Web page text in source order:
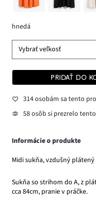
hnedá
Vybrať veľkosť
PRIDAŤ DO
314 osobám sa tento
58 osôb si prezrelo
Informácie o produkte
Midi sukňa, vzdušný
Sukňa so strihom do A, z
cca 84cm, pranie v práčke.